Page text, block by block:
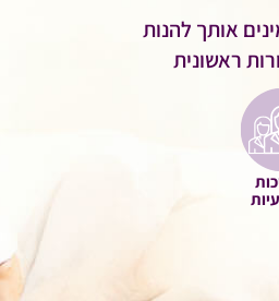
אותך להנות
ראשונית